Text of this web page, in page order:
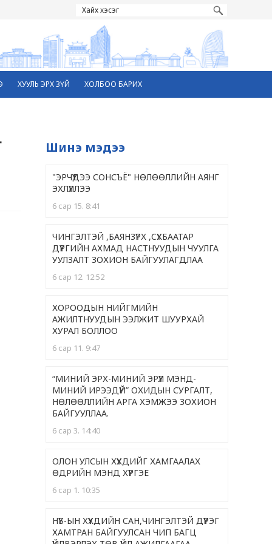
ХУУЛЬ ЭРХ ЗҮЙ ХОЛБОО БАРИХ
Шинэ мэдээ
"ЭРЧҮҮДЭЭ СОНСЪЁ" НӨЛӨӨЛЛИЙН АЯНГ
ЭХЛҮҮЛЛЭЭ
6 сар 15. 8:41
ЧИНГЭЛТЭЙ ,БАЯНЗҮРХ ,CҮХБААТАР
ДҮҮРГИЙН АХМАД НАСТНУУДЫН ЧУУЛГА
УУЛЗАЛТ ЗОХИОН БАЙГУУЛАГДЛАА
6 сар 12. 12:52
ХОРООДЫН НИЙГМИЙН
АЖИЛТНУУДЫН ЭЭЛЖИТ ШУУРХАЙ
ХУРАЛ БОЛЛОО
6 сар 11. 9:47
“МИНИЙ ЭРХ-МИНИЙ ЭРҮҮЛ МЭНД-
МИНИЙ ИРЭЭДҮЙ” ОХИДЫН СУРГАЛТ,
НӨЛӨӨЛЛИЙН АРГА ХЭМЖЭЭ ЗОХИОН
БАЙГУУЛЛАА.
6 сар 3. 14:40
ОЛОН УЛСЫН ХҮҮХДИЙГ ХАМГААЛАХ
ӨДРИЙН МЭНД ХҮРГЭЕ
6 сар 1. 10:35
НҮБ-ЫН ХҮҮХДИЙН САН,ЧИНГЭЛТЭЙ ДҮҮРЭГ
ХАМТРАН БАЙГУУЛСАН ЧИП БАГЦ